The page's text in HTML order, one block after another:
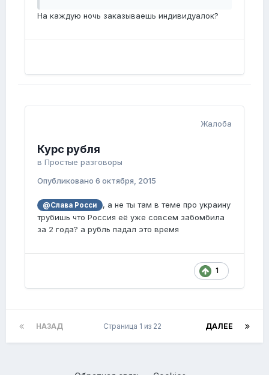
На каждую ночь заказываешь индивидуалок?
Жалоба
Курс рубля
в Простые разговоры
Опубликовано 6 октября, 2015
@Слава Росси
, а не ты там в теме про украину
трубишь что Россия её уже совсем забомбила
за 2 года? а рубль падал это время
1
НАЗАД ДАЛЕЕ
Страница 1 из 22